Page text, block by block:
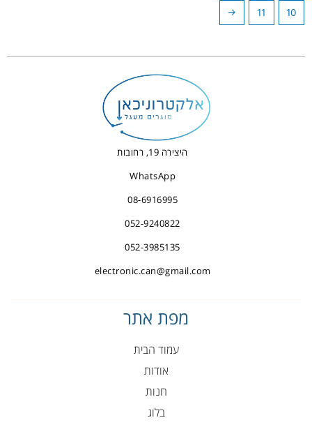
10
11
←
היצירה 19, רחובות
WhatsApp
08-6916995
052-9240822
052-3985135
electronic.can@gmail.com
מפת אתר
עמוד הבית
אודות
חנות
בלוג